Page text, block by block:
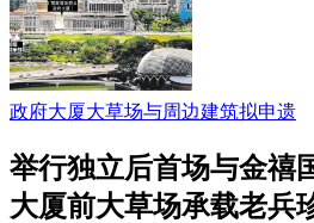
政府大厦大草场与周边建筑拟申遗
举行独立后首场与金禧
大厦前大草场承载老兵